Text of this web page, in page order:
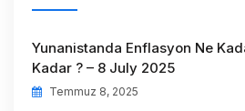
Yunanistanda Enflasyon Ne
Kadar ? – 8 July 2025
Temmuz 8, 2025